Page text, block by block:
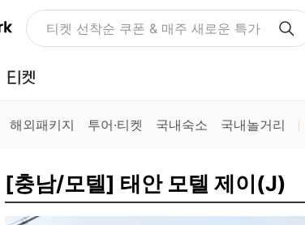
NOLDAY, 최대 70% 여행 혜택
해외패키지 투어·티켓 국내숙소 국내놀거리
[충남/모텔] 태안 모텔 제이(J)